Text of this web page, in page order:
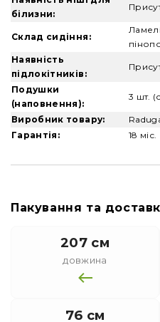
білизни:
Склад сидіння:
Наявність
підлокітників:
Подушки
(наповнення):
3 шт.
Виробник товару:
Гарантія:
18 міс.
Пакування та
207 см
довжина
76 см